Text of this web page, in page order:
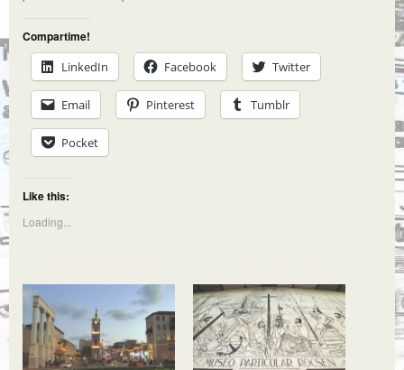
Compartime!
LinkedIn
Facebook Twitter
Email Pinterest Tumblr
Pocket
Like this:
Loading...